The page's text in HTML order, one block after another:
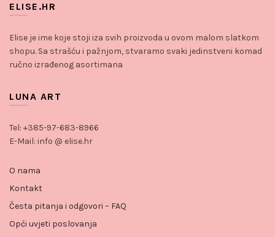
ELISE.HR
Elise je ime koje stoji iza svih proizvoda u ovom malom slatkom
shopu. Sa strašću i pažnjom, stvaramo svaki jedinstveni komad
ručno izrađenog asortimana
LUNA ART
Tel: +385-97-683-8966
E-Mail: info @ elise.hr
O nama
Kontakt
Česta pitanja i odgovori – FAQ
Opći uvjeti poslovanja